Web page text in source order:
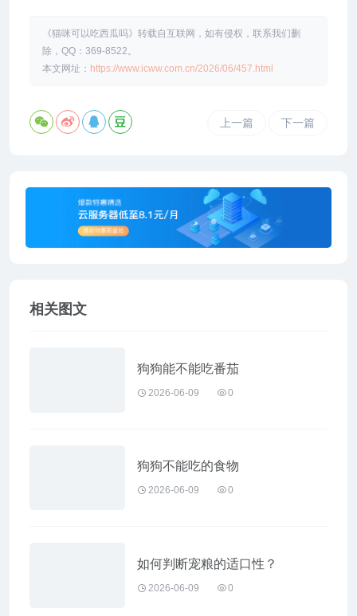
《猫咪可以吃西瓜吗》转载自互联网，如有侵权，联系我们删
除，QQ：369-8522。
本文网址： https://www.icww.com.cn/2026/06/457.html
上一篇 下一篇
相关图文
狗狗能不能吃番茄
2026-06-09 0
狗狗不能吃的食物
2026-06-09 0
如何判断宠粮的适口性？
2026-06-09 0